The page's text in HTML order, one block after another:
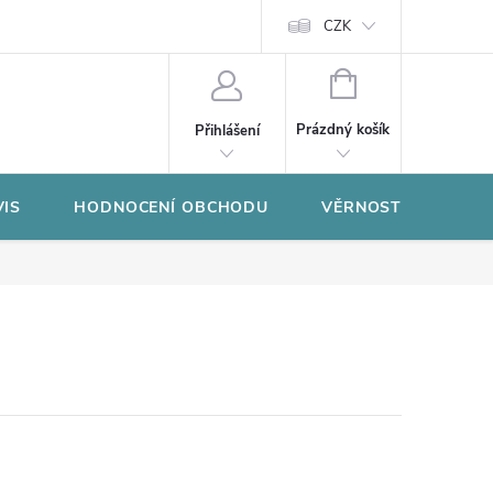
CZK
Přihlášení
NÁKUPNÍ
Prázdný košík
HODNOCENÍ OBCHODU VĚRNOSTNÍ